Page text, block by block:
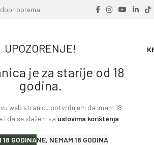
UPOZORENJE!
je za starije od 18
godina.
web stranicu potvrđujem da imam 18
i da se slažem sa uslovima korištenja
18 GODINANE, NEMAM 18 GODINA
oprema
NOBLEX NF 8X56 Vector